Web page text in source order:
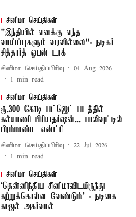
சினிமா செய்திகள்
"இந்தியில் எனக்கு எந்த
வாய்ப்புகளும் வரவில்லை"- நடிகர்
சித்தார்த் ஓபன் டாக்
சினிமா செய்திப்பிரிவு
04 Aug 2026
1 min read
சினிமா செய்திகள்
ரூ.300 கோடி பட்ஜெட் படத்தில்
கல்யாணி பிரியதர்ஷன்... பாலிவுட்டில்
பிரம்மாண்ட என்ட்ரி
சினிமா செய்திப்பிரிவு
22 Jul 2026
1 min read
சினிமா செய்திகள்
‘தென்னிந்திய சினிமாவிடமிருந்து
கற்றுக்கொள்ள வேண்டும்’ - நடிகை
காஜல் அகர்வால்